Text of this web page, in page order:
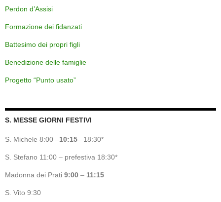
Perdon d’Assisi
Formazione dei fidanzati
Battesimo dei propri figli
Benedizione delle famiglie
Progetto “Punto usato”
S. MESSE GIORNI FESTIVI
S. Michele 8:00 –10:15– 18:30*
S. Stefano 11:00 – prefestiva 18:30*
Madonna dei Prati 9:00 – 11:15
S. Vito 9:30